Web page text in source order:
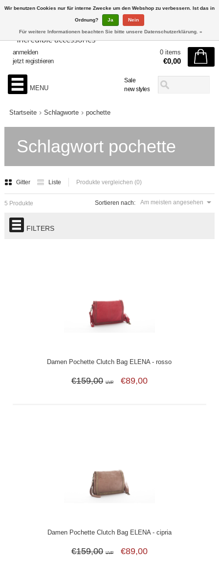
Sale
new styles
anmelden
jetzt registrieren
0 items
€0,00
MENU
Startseite Schlagworte pochette
Schlagwort pochette
Gitter Liste Produkte vergleichen (0)
Sortieren nach: Am meisten angesehen
5 Produkte
FILTERS
Damen Pochette Clutch Bag ELENA - rosso
€159,00 UVP €89,00
Damen Pochette Clutch Bag ELENA - cipria
€159,00 UVP €89,00
Wir benutzen Cookies nur für interne Zwecke um den Webshop zu verbessern. Ist das in
Ordnung? Ja Nein
Für weitere Informationen beachten Sie bitte unsere Datenschutzerklärung. »